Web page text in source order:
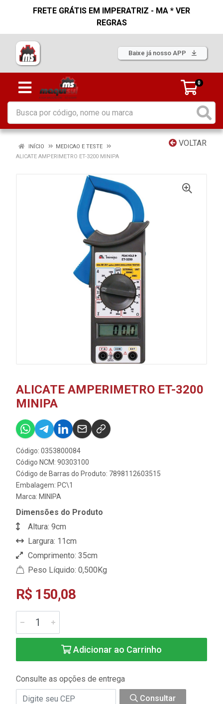
FRETE GRÁTIS EM IMPERATRIZ - MA * VER
REGRAS
Baixe já nosso APP
0
VOLTAR
INÍCIO
MEDICAO E TESTE
ALICATE AMPERIMETRO ET-3200 MINIPA
ALICATE AMPERIMETRO ET-3200
MINIPA
Código: 0353800084
Código NCM: 90303100
Código de Barras do Produto: 7898112603515
Embalagem: PC\1
Marca: MINIPA
Dimensões do Produto
Altura: 9cm
Largura: 11cm
Comprimento: 35cm
Peso Líquido: 0,500Kg
R$ 150,08
Adicionar ao Carrinho
Consulte as opções de entrega
Consultar